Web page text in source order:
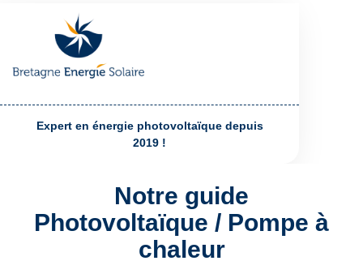
Expert en énergie photovoltaïque depuis
2019 !
Notre guide
Photovoltaïque / Pompe à
chaleur